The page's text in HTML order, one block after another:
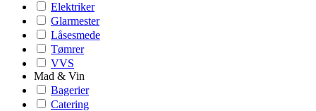
Elektriker
Glarmester
Låsesmede
Tømrer
VVS
Mad & Vin
Bagerier
Catering